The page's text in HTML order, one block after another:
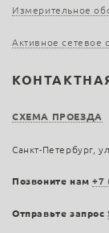
Измерительное
Активное сетевое
СХЕМА ПРОЕЗДА
Санкт-Петербург,
Позвоните нам+7
Отправьте запрос